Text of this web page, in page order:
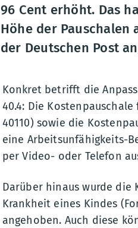
96 Cent erhöht. Das
Höhe der Pauschalen
der Deutschen Post
Konkret betrifft die
40.4: Die
40110) sowie die
eine Arbeitsunfähigkeits-
per Video- oder Telefon
Darüber hinaus wurde die
Krankheit eines Kindes
angehoben. Auch diese